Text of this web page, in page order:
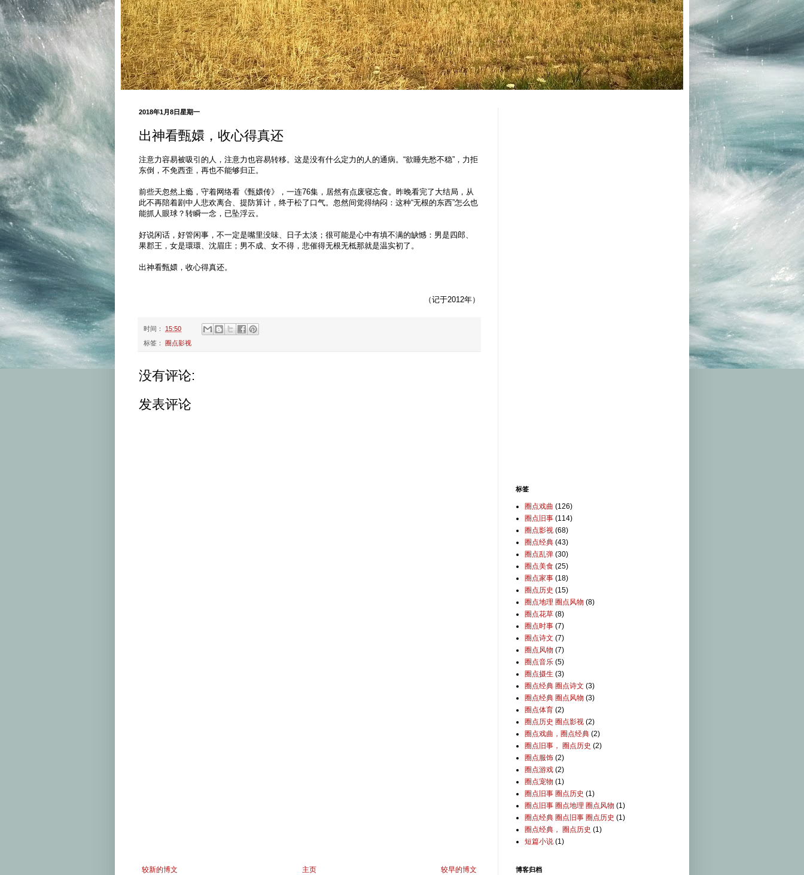
2018年1月8日星期一
出神看甄嬛，收心得真还
注意力容易被吸引的人，注意力也容易转移。这是没有什么定力的人的通病。“欲睡先愁不稳”，力拒
东倒，不免西歪，再也不能够归正。
前些天忽然上瘾，守着网络看《甄嬛传》，一连76集，居然有点废寝忘食。昨晚看完了大结局，从
此不再陪着剧中人悲欢离合、提防算计，终于松了口气。忽然间觉得纳闷：这种“无根的东西”怎么也
能抓人眼球？转瞬一念，已坠浮云。
好说闲话，好管闲事，不一定是嘴里没味、日子太淡；很可能是心中有填不满的缺憾：男是四郎、
果郡王，女是環環、沈眉庄；男不成、女不得，悲催得无根无柢那就是温实初了。
出神看甄嬛，收心得真还。
（记于2012年）
时间： 15:50
标签： 圈点影视
没有评论:
发表评论
较新的博文 较早的博文
主页
标签
圈点戏曲 (126)
圈点旧事 (114)
圈点影视 (68)
圈点经典 (43)
圈点乱弹 (30)
圈点美食 (25)
圈点家事 (18)
圈点历史 (15)
圈点地理 圈点风物 (8)
圈点花草 (8)
圈点时事 (7)
圈点诗文 (7)
圈点风物 (7)
圈点音乐 (5)
圈点摄生 (3)
圈点经典 圈点诗文 (3)
圈点经典 圈点风物 (3)
圈点体育 (2)
圈点历史 圈点影视 (2)
圈点戏曲，圈点经典 (2)
圈点旧事， 圈点历史 (2)
圈点服饰 (2)
圈点游戏 (2)
圈点宠物 (1)
圈点旧事 圈点历史 (1)
圈点旧事 圈点地理 圈点风物 (1)
圈点经典 圈点旧事 圈点历史 (1)
圈点经典， 圈点历史 (1)
短篇小说 (1)
博客归档